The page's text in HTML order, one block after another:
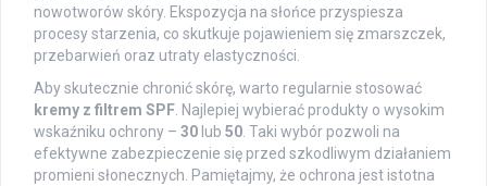
nowotworów skóry. Ekspozycja na słońce przyspiesza
procesy starzenia, co skutkuje pojawieniem się zmarszczek,
przebarwień oraz utraty elastyczności.
Aby skutecznie chronić skórę, warto regularnie stosować
kremy z filtrem SPF . Najlepiej wybierać produkty o wysokim
wskaźniku ochrony – 30 lub 50 . Taki wybór pozwoli na
efektywne zabezpieczenie się przed szkodliwym działaniem
promieni słonecznych. Pamiętajmy, że ochrona jest istotna